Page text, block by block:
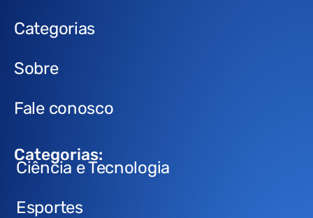
Categorias
Sobre
Fale conosco
Categorias:
Ciência e Tecnologia
Esportes